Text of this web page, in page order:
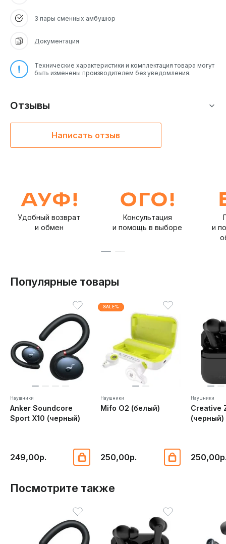
3 пары сменных амбушюр
Документация
Технические характеристики и комплектация товара могут
быть изменены производителем без уведомления.
Отзывы
Написать отзыв
Удобный возврат
и обмен
Консультация
и помощь в выборе
и
Популярные товары
Наушники
Anker Soundcore
Sport X10 (черный)
249,00р.
SALE%
Наушники
Mifo O2 (белый)
250,00р.
Наушники
Creative
(черный)
Посмотрите также